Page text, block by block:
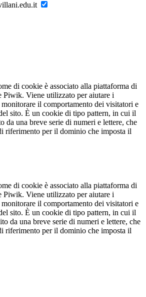
di cookie è associato alla piattaforma di
Piwik. Viene utilizzato per aiutare i
il comportamento dei visitatori e
sito. È un cookie di tipo pattern, in cui il
da una breve serie di numeri e lettere, che
riferimento per il dominio che imposta il
di cookie è associato alla piattaforma di
Piwik. Viene utilizzato per aiutare i
il comportamento dei visitatori e
sito. È un cookie di tipo pattern, in cui il
da una breve serie di numeri e lettere, che
riferimento per il dominio che imposta il